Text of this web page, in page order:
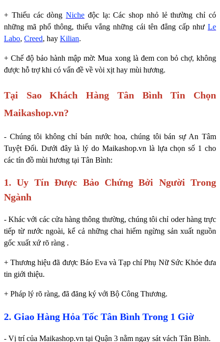
+ Thiếu các dòngNiche độc lạ: Các shop nhỏ lẻ thường chỉ có
những mã phổ thông, thiếu vắng những cái tên đẳng cấp như Le
Labo, Creed, hay Kilian.
+ Chế độ bảo hành mập mờ: Mua xong là đem con bỏ chợ, không
được hỗ trợ khi có vấn đề về vòi xịt hay mùi hương.
Tại Sao Khách Hàng Tân Bình Tin Chọn
Maikashop.vn?
- Chúng tôi không chỉ bán nước hoa, chúng tôi bán sự An Tâm
Tuyệt Đối. Dưới đây là lý do Maikashop.vn là lựa chọn số 1 cho
các tín đồ mùi hương tại Tân Bình:
1. Uy Tín Được Bảo Chứng Bởi Người Trong
Ngành
- Khác với các cửa hàng thông thường, chúng tôi chỉ oder hàng trực
tiếp từ nước ngoài, kể cả những chai hiếm ngừng sản xuất nguồn
gốc xuất xứ rõ ràng .
+ Thương hiệu đã được Báo Eva và Tạp chí Phụ Nữ Sức Khỏe đưa
tin giới thiệu.
+ Pháp lý rõ ràng, đã đăng ký với Bộ Công Thương.
2. Giao Hàng Hỏa Tốc Tân Bình Trong 1 Giờ
- Vị trí của Maikashop.vn tại Quận 3 nằm ngay sát vách Tân Bình.